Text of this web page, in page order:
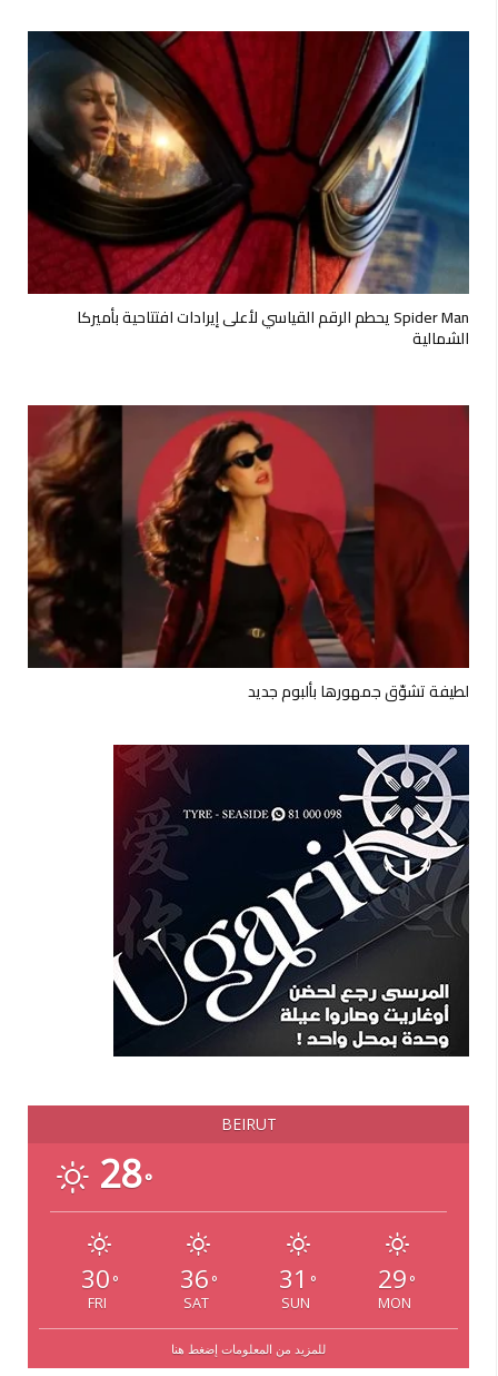
Spider Man يحطم الرقم القياسي لأعلى إيرادات افتتاحية بأميركا
الشمالية
لطيفة تشوّق جمهورها بألبوم جديد
BEIRUT
28°
30 °
FRI
36 °
SAT
31 °
SUN
29 °
MON
للمزيد من المعلومات إضغط هنا